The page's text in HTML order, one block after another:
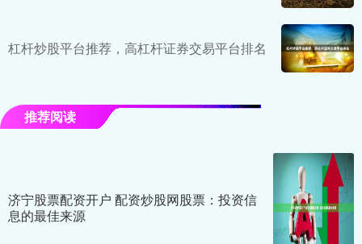
杠杆炒股平台推荐，高杠杆证券交易平台排名
推荐阅读
济宁股票配资开户 配资炒股网股票：投资信
息的最佳来源